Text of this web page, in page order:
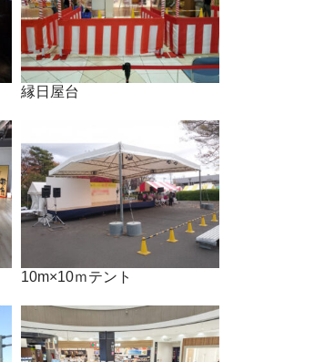
縁日屋台
10m×10ｍテント